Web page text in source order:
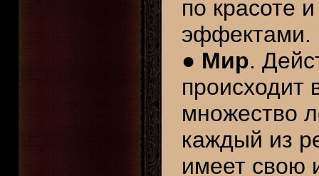
по красоте
эффектами.
● Мир.
происходит
множество
каждый из
имеет свою